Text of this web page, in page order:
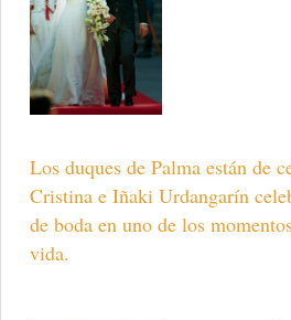
Los duques de Palma están de
Cristina e Iñaki Urdangarín
de boda en uno de los
vida.